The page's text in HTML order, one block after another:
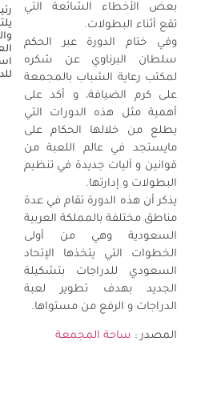
بعض الأخطاء الشائعة التي
تقع أثناء البطولات.
وفي ختام الدورة عبر الحكم
سلطان البرناوي عن شكره
لمكتب رعاية الشباب بالمجمعة
على كرم الضيافة، و أكد على
أهمية مثل هذه الدورات التي
يطلع من خلالها الحكام على
مايستجد في عالم اللعبة من
قوانين و آليات جديدة في تنظيم
البطولات و إدارتها.
يذكر أن هذه الدورة تقام في عدة
مناطق مختلفة بالمملكة العربية
السعودية وهي من أولى
الخطوات التي يتخذها الإتحاد
السعودي للدراجات بتشكيلة
الجديد بهدف تطوير لعبة
الدراجات و الرفع من مستواها.
المصدر : ساحة المجمعة